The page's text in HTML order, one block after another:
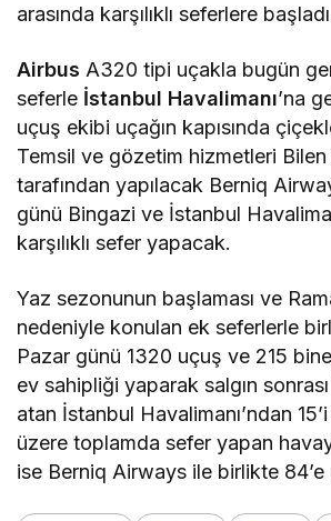
arasında karşılıklı seferlere
Airbus A320 tipi uçakla bugün
seferle İstanbul Havalimanı’na
uçuş ekibi uçağın kapısında
Temsil ve gözetim hizmetleri Bilen
tarafından yapılacak Berniq
günü Bingazi ve İstanbul
karşılıklı sefer yapacak.
Yaz sezonunun başlaması ve
nedeniyle konulan ek seferlerle
Pazar günü 1320 uçuş ve 215
ev sahipliği yaparak salgın
atan İstanbul Havalimanı’ndan
üzere toplamda sefer yapan
ise Berniq Airways ile birlikte 84’e